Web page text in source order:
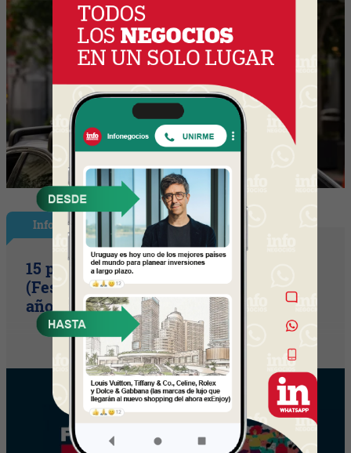
InfoShow
15 primaveras tienes que cumplir
(Festival Música de la Tierra celebra 15
años)